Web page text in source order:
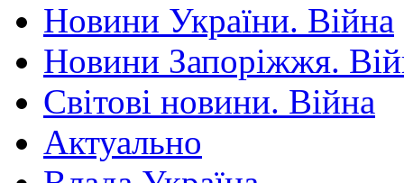
Новини України. Війна
Новини Запоріжжя.
Світові новини. Війна
Актуально